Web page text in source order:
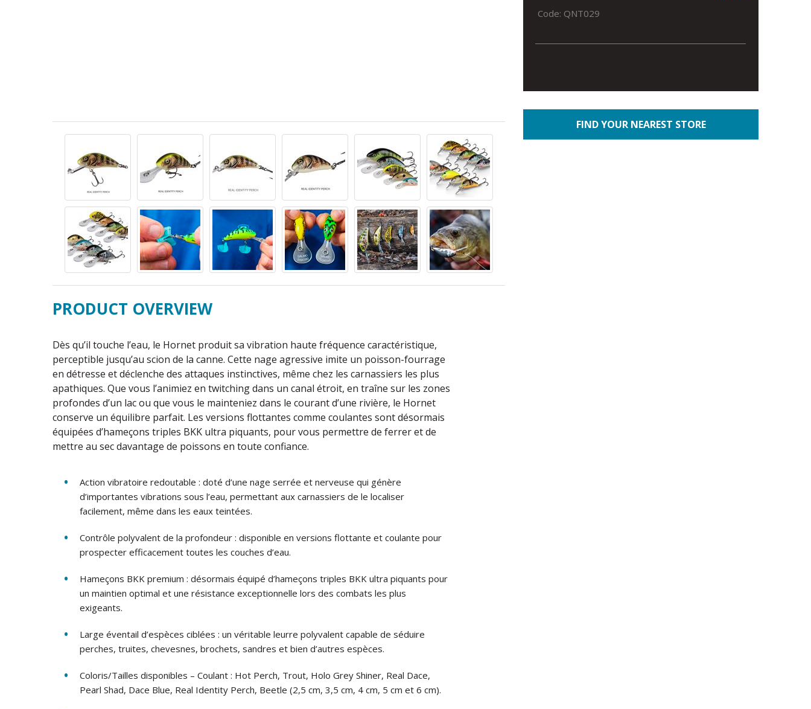
PRODUCT OVERVIEW
Dès qu’il touche l’eau, le Hornet produit sa vibration haute fréquence caractéristique,
perceptible jusqu’au scion de la canne. Cette nage agressive imite un poisson-fourrage
en détresse et déclenche des attaques instinctives, même chez les carnassiers les plus
apathiques. Que vous l’animiez en twitching dans un canal étroit, en traîne sur les zones
profondes d’un lac ou que vous le mainteniez dans le courant d’une rivière, le Hornet
conserve un équilibre parfait. Les versions flottantes comme coulantes sont désormais
équipées d’hameçons triples BKK ultra piquants, pour vous permettre de ferrer et de
mettre au sec davantage de poissons en toute confiance.
Action vibratoire redoutable : doté d’une nage serrée et nerveuse qui génère
d’importantes vibrations sous l’eau, permettant aux carnassiers de le localiser
facilement, même dans les eaux teintées.
Contrôle polyvalent de la profondeur : disponible en versions flottante et coulante pour
prospecter efficacement toutes les couches d’eau.
Hameçons BKK premium : désormais équipé d’hameçons triples BKK ultra piquants pour
un maintien optimal et une résistance exceptionnelle lors des combats les plus
exigeants.
Large éventail d’espèces ciblées : un véritable leurre polyvalent capable de séduire
perches, truites, chevesnes, brochets, sandres et bien d’autres espèces.
Coloris/Tailles disponibles – Coulant : Hot Perch, Trout, Holo Grey Shiner, Real Dace,
Pearl Shad, Dace Blue, Real Identity Perch, Beetle (2,5 cm, 3,5 cm, 4 cm, 5 cm et 6 cm).
Code: QNT029
FIND YOUR NEAREST STORE